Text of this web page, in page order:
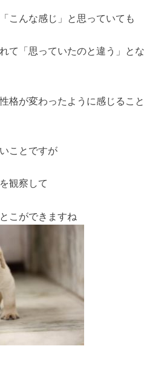
こんな感じ」と思っていても
て
「思っていたのと違う」とな
格が変わったように感じること
ことですが
を観察して
こができますね